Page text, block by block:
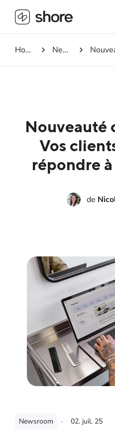
Homepage Newsroom
Nouveauté
Vos
répondre
de
Newsroom · 02. juil. 25